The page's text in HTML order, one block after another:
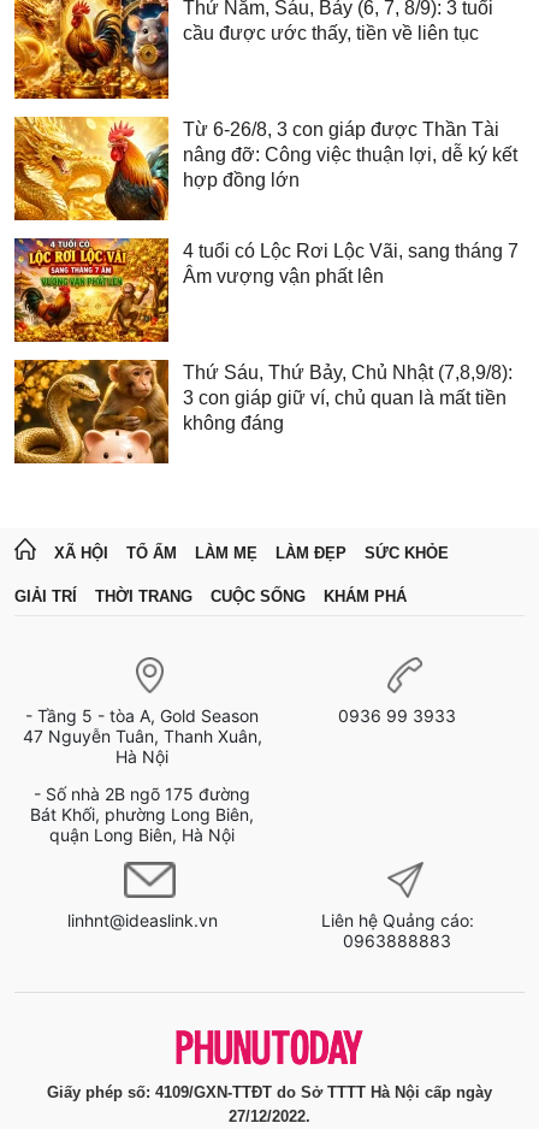
Thứ Năm, Sáu, Bảy (6, 7, 8/9): 3 tuổi
cầu được ước thấy, tiền về liên tục
Từ 6-26/8, 3 con giáp được Thần Tài
nâng đỡ: Công việc thuận lợi, dễ ký kết
hợp đồng lớn
4 tuổi có Lộc Rơi Lộc Vãi, sang tháng 7
Âm vượng vận phất lên
Thứ Sáu, Thứ Bảy, Chủ Nhật (7,8,9/8):
3 con giáp giữ ví, chủ quan là mất tiền
không đáng
XÃ HỘI TỔ ẤM LÀM MẸ LÀM ĐẸP SỨC KHỎE
GIẢI TRÍ THỜI TRANG CUỘC SỐNG KHÁM PHÁ
- Tầng 5 - tòa A, Gold Season
47 Nguyễn Tuân, Thanh Xuân,
Hà Nội
- Số nhà 2B ngõ 175 đường
Bát Khối, phường Long Biên,
quận Long Biên, Hà Nội
0936 99 3933
linhnt@ideaslink.vn
Liên hệ Quảng cáo:
0963888883
Giấy phép số: 4109/GXN-TTĐT do Sở TTTT Hà Nội cấp ngày
27/12/2022.